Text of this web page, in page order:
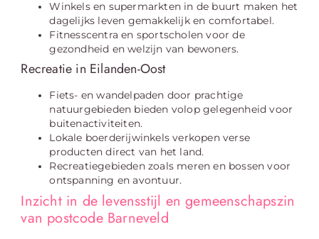
Winkels en supermarkten in de buurt maken het
dagelijks leven gemakkelijk en comfortabel.
Fitnesscentra en sportscholen voor de
gezondheid en welzijn van bewoners.
Recreatie in Eilanden-Oost
Fiets- en wandelpaden door prachtige
natuurgebieden bieden volop gelegenheid voor
buitenactiviteiten.
Lokale boerderijwinkels verkopen verse
producten direct van het land.
Recreatiegebieden zoals meren en bossen voor
ontspanning en avontuur.
Inzicht in de levensstijl en gemeenschapszin
van postcode Barneveld